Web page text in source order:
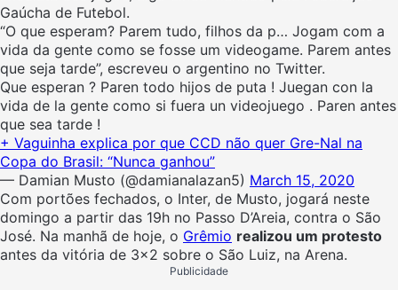
Gaúcha de Futebol.
“O que esperam? Parem tudo, filhos da p… Jogam com a
vida da gente como se fosse um videogame. Parem antes
que seja tarde”, escreveu o argentino no Twitter.
Que esperan ? Paren todo hijos de puta ! Juegan con la
vida de la gente como si fuera un videojuego . Paren antes
que sea tarde !
+ Vaguinha explica por que CCD não quer Gre-Nal na
Copa do Brasil: “Nunca ganhou”
— Damian Musto (@damianalazan5) March 15, 2020
Com portões fechados, o Inter, de Musto, jogará neste
domingo a partir das 19h no Passo D’Areia, contra o São
José. Na manhã de hoje, o Grêmio realizou um protesto
antes da vitória de 3×2 sobre o São Luiz, na Arena.
Publicidade